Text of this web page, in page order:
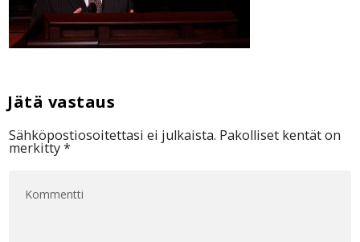
Sähköpostiosoitettasi ei julkaista. Pakolliset kentät on
merkitty*